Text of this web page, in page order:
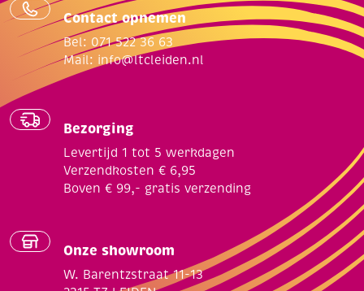
Contact opnemen
Bel: 071 522 36 63
Mail: info@ltcleiden.nl
Bezorging
Levertijd 1 tot 5 werkdagen
Verzendkosten € 6,95
Boven € 99,- gratis verzending
Onze showroom
W. Barentzstraat 11-13